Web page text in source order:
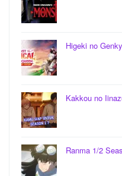
Higeki no
Kakkou no
Ranma 1/2